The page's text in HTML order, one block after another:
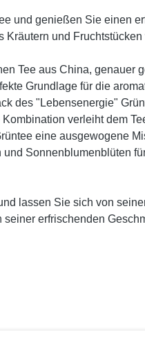
und genießen Sie einen
und
Tee aus China,
Grundlage für die
des "Lebensenergie"
verleiht dem
eine ausgewogene
Sonnenblumenblüten
lassen Sie sich von
erfrischenden